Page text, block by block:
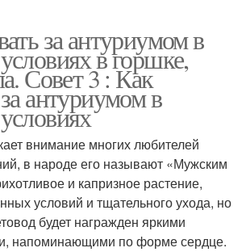
за антуриумом в
в горшке,
Совет 3 : Как
антуриумом в
внимание многих любителей
в народе его называют «Мужским
и капризное растение,
условий и тщательного ухода, но
будет награжден яркими
напоминающими по форме сердце.